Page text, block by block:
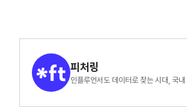
피처링
인플루언서도 데이터로 찾는 시대, 국